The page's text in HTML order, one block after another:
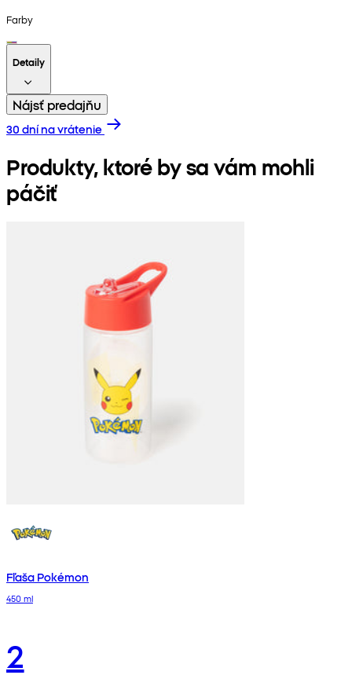
Farby
Detaily
Nájsť predajňu
30 dní na vrátenie
Produkty, ktoré by sa vám mohli
páčiť
Fľaša Pokémon
450 ml
2